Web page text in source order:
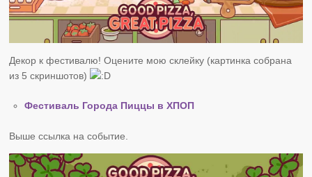
Декор к фестивалю! Оцените мою склейку (картинка собрана
из 5 скриншотов)
Фестиваль Города Пиццы в ХПОП
Выше ссылка на событие.